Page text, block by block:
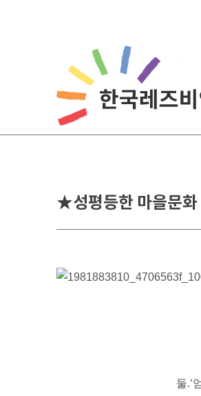
★성평등한 마을문
둘.‘